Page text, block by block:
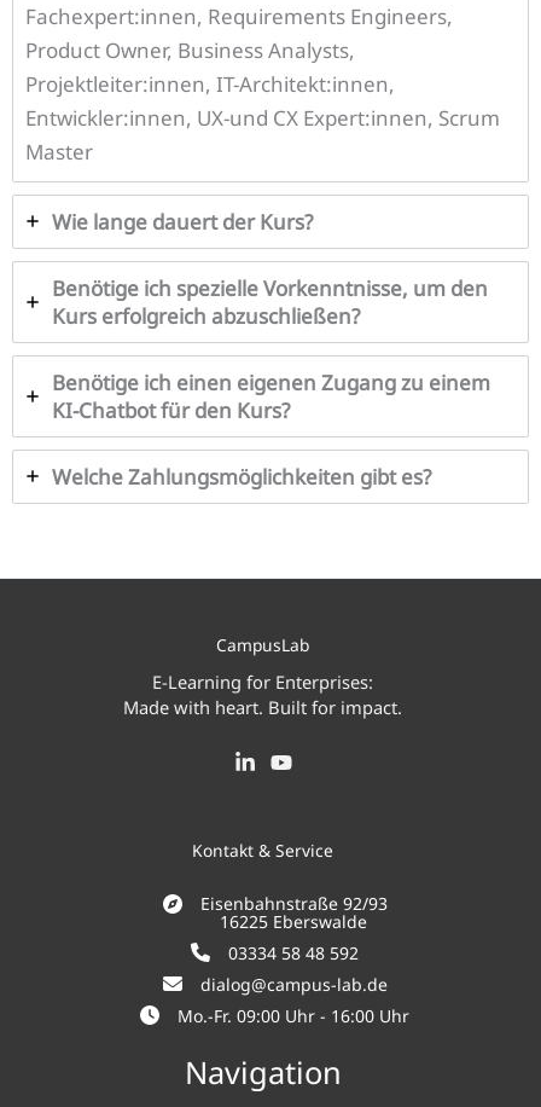
Fachexpert:innen, Requirements Engineers,
Product Owner, Business Analysts,
Projektleiter:innen, IT-Architekt:innen,
Entwickler:innen, UX-und CX Expert:innen, Scrum
Master
Wie lange dauert der Kurs?
Benötige ich spezielle Vorkenntnisse, um den
Kurs erfolgreich abzuschließen?
Benötige ich einen eigenen Zugang zu einem
KI-Chatbot für den Kurs?
Welche Zahlungsmöglichkeiten gibt es?
CampusLab
E-Learning for Enterprises:
Made with heart. Built for impact.
Kontakt & Service
Eisenbahnstraße 92/93
16225 Eberswalde
03334 58 48 592
dialog@campus-lab.de
Mo.-Fr. 09:00 Uhr - 16:00 Uhr
Navigation